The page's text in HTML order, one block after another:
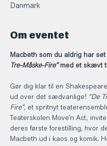
Danmark
Om eventet
Macbeth som du aldrig har set
Tre-Måske-Fire” med et skævt
Gør dig klar til en
ud over det sædvanlige! “De
Fire”, et spritnyt
Teaterskolen Move’n Act,
deres første forestilling, hvor
Macbeth ud i kaos og komik.